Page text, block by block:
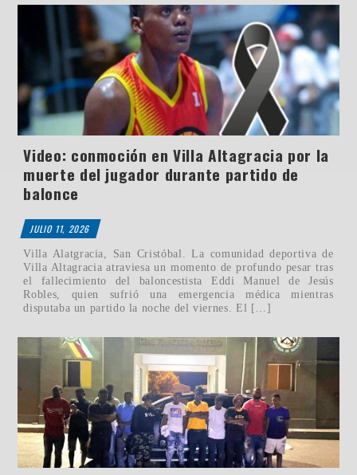
Video: conmoción en Villa Altagracia por la
muerte del jugador durante partido de
balonce
JULIO 11, 2026
Villa Alatgracia, San Cristóbal. La comunidad deportiva de
Villa Altagracia atraviesa un momento de profundo pesar tras
el fallecimiento del baloncestista Eddi Manuel de Jesús
Robles, quien sufrió una emergencia médica mientras
disputaba un partido la noche del viernes. El […]